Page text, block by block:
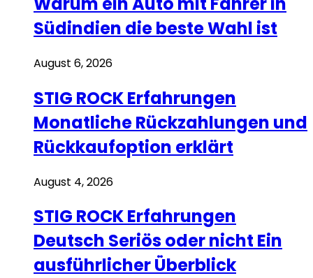
Südindien die beste Wahl ist
August 6, 2026
STIG ROCK Erfahrungen
Monatliche Rückzahlungen und
Rückkaufoption erklärt
August 4, 2026
STIG ROCK Erfahrungen
Deutsch Seriös oder nicht Ein
ausführlicher Überblick